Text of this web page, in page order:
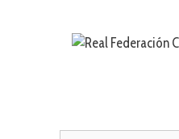
Buscar: